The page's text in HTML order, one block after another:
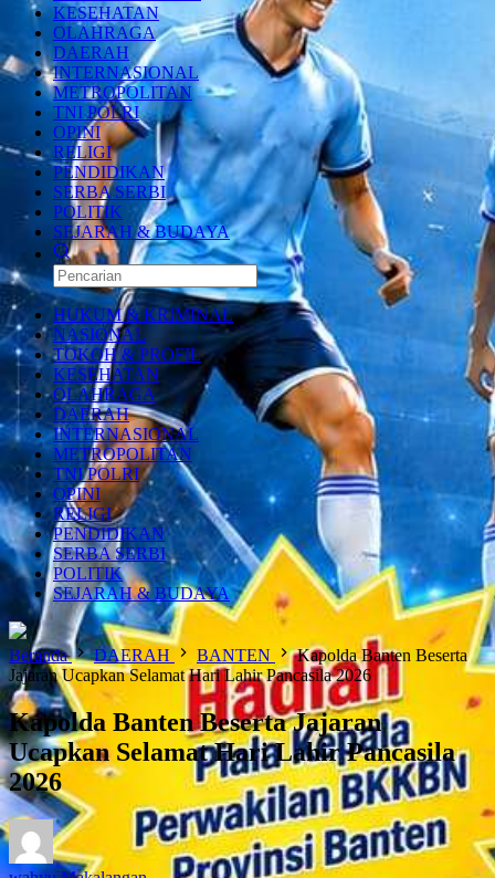
KESEHATAN
OLAHRAGA
DAERAH
INTERNASIONAL
METROPOLITAN
TNI POLRI
OPINI
RELIGI
PENDIDIKAN
SERBA SERBI
POLITIK
SEJARAH & BUDAYA
HUKUM & KRIMINAL
NASIONAL
TOKOH & PROFIL
KESEHATAN
OLAHRAGA
DAERAH
INTERNASIONAL
METROPOLITAN
TNI POLRI
OPINI
RELIGI
PENDIDIKAN
SERBA SERBI
POLITIK
SEJARAH & BUDAYA
Beranda DAERAH BANTEN
Kapolda Banten Beserta
Jajaran Ucapkan Selamat Hari Lahir Pancasila 2026
Kapolda Banten Beserta Jajaran
Ucapkan Selamat Hari Lahir Pancasila
2026